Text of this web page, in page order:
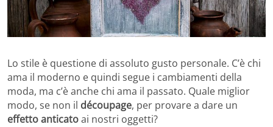
Lo stile è questione di assoluto gusto personale. C’è chi
ama il moderno e quindi segue i cambiamenti della
moda, ma c’è anche chi ama il passato. Quale miglior
modo, se non il découpage, per provare a dare un
effetto anticatoai nostri oggetti?